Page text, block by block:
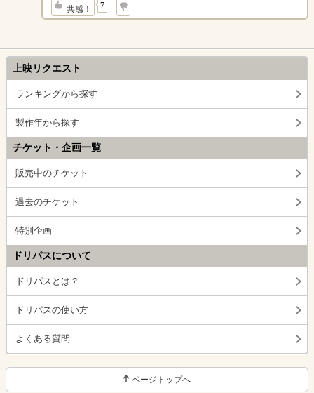
共感！ 7
↓
上映リクエスト
ランキングから探す
製作年から探す
チケット・企画一覧
販売中のチケット
過去のチケット
特別企画
ドリパスについて
ドリパスとは？
ドリパスの使い方
よくある質問
ページトップへ